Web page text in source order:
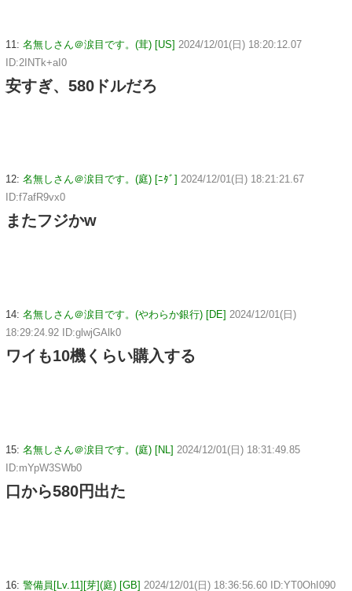
11: 名無しさん＠涙目です。(茸) [US] 2024/12/01(日) 18:20:12.07
ID:2INTk+aI0
安すぎ、580ドルだろ
12: 名無しさん＠涙目です。(庭) [ﾆﾀﾞ] 2024/12/01(日) 18:21:21.67
ID:f7afR9vx0
またフジかw
14: 名無しさん＠涙目です。(やわらか銀行) [DE] 2024/12/01(日)
18:29:24.92 ID:glwjGAlk0
ワイも10機くらい購入する
15: 名無しさん＠涙目です。(庭) [NL] 2024/12/01(日) 18:31:49.85
ID:mYpW3SWb0
口から580円出た
16: 警備員[Lv.11][芽](庭) [GB] 2024/12/01(日) 18:36:56.60 ID:YT0OhI090